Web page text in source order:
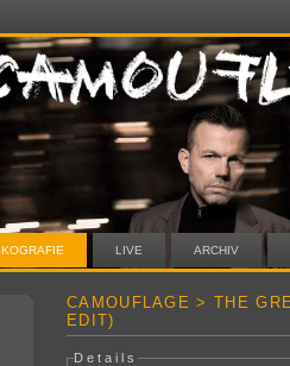
LIVE ARCHIV
CAMOUFLAGE > THE
EDIT)
Details